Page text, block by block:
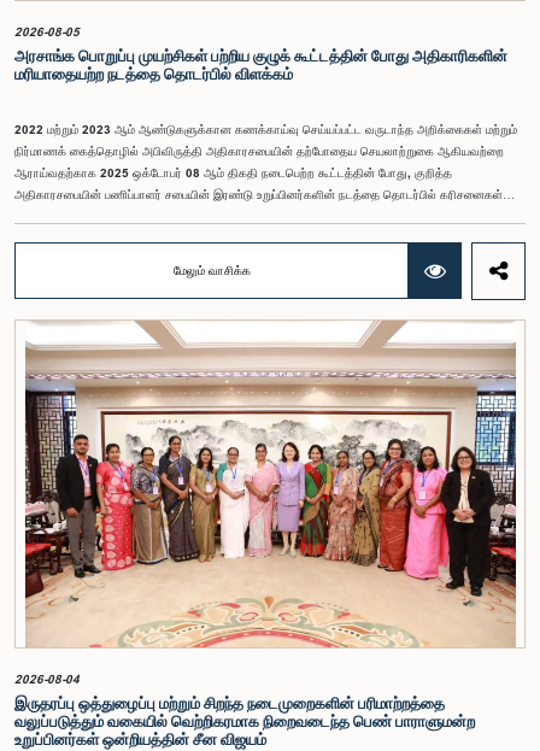
2026-08-05
அரசாங்க பொறுப்பு முயற்சிகள் பற்றிய குழுக் கூட்டத்தின் போது அதிகாரிகளின்
மரியாதையற்ற நடத்தை தொடர்பில் விளக்கம்
2022 மற்றும் 2023 ஆம் ஆண்டுகளுக்கான கணக்காய்வு செய்யப்பட்ட வருடாந்த அறிக்கைகள் மற்றும்
நிர்மாணக் கைத்தொழில் அபிவிருத்தி அதிகாரசபையின் தற்போதைய செயலாற்றுகை ஆகியவற்றை
ஆராய்வதற்காக 2025 ஒக்டோபர் 08 ஆம் திகதி நடைபெற்ற கூட்டத்தின் போது, குறித்த
அதிகாரசபையின் பணிப்பாளர் சபையின் இரண்டு உறுப்பினர்களின் நடத்தை தொடர்பில் கரிசனைகள்
இக்கூட்டத்தில் கலந்துகொண்டார் என்பதைக் குழு அவதானித்தது. மேலும், தாபிக்கப்பட்ட பாராளுமன்ற
நடைமுறை மற்றும் ஒழுங்குமுறைகளுக்கு முரணான வகையில், தவிசாளரின் முன் அனுமதியைப்
பெறாமலேயே இரு அதிகாரிகளும் குழுவின் நடவடிக்கைகளிலிருந்து வெளியேறினர். இச்சம்பவங்களைத்
தொடர்ந்து, அரசாங்க பொறுப்பு முயற்சிகள் பற்றிய குழுவின் கௌரவ தவிசாளரினால் எழுப்பப்பட்ட
சிறப்புரிமைப் பிரச்சினையினையடுத்து, பாராளுமன்றத்தை அவமதித்தமை தொடர்பான
குற்றச்சாட்டுகளின் பேரில் இரு அதிகாரிகளும் 2026 பெப்ரவரி 17 ஆம் திகதி ஒழுக்கநெறிகள் மற்றும்
சிறப்புரிமைகள் பற்றிய குழுவின் முன்னிலையில் ஆஜராகினர். இந்த நடவடிக்கைகளின் போது, அவர்கள்
தமது நடத்தைக்காக மனப்பூர்வமான மன்னிப்பைக் கோரினர். உரிய பரிசீலனையின் பின்னர்,
அதிகாரிகள் தமது செயல்களின் தீவிரத்தை ஏற்றுக்கொண்டுள்ளார்கள் என்பதையும், பாராளுமன்றக்
குழுக்களின் அதிகாரம், கௌரவம் மற்றும் தாபிக்கப்பட்ட நடைமுறைகளை மதிப்பதன்
முக்கியத்துவத்தைப் புரிந்துள்ளமையை வெளிப்படுத்தியுள்ளனர் என்பதையும் கவனத்திற்கொண்டு,
ஒழுக்கநெறிகள் மற்றும் சிறப்புரிமைகள் பற்றிய குழுவானது அரசாங்க பொறுப்பு முயற்சிகள் பற்றிய
குழுவின் தவிசாளருடன் இணைந்து அவர்களது மன்னிப்பை ஏற்றுக்கொண்டது.பாராளுமன்றக்
குழுக்களின் முன்னிலையில் ஆஜராகும் அனைத்து தனிநபர்களும் மிக உயர்ந்த நடத்தை தரநிலைகளைக்
கடைப்பிடிக்க வேண்டும், நாடாளுமன்ற நடைமுறைகளுக்கு இணங்க வேண்டும் மற்றும் எல்லா
நேரங்களிலும் நாடாளுமன்றத்தின் கண்ணியம் மற்றும் அதிகாரத்தை நிலைநிறுத்த வேண்டும் என்று
இந்தக் குழு வலியுறுத்த விரும்புகிறது.அரசாங்க பொறுப்பு முயற்சிகள் பற்றிய குழுஇலங்கை
பாராளுமன்றம்
மேலும் வாசிக்க
2026-08-04
இருதரப்பு ஒத்துழைப்பு மற்றும் சிறந்த நடைமுறைகளின் பரிமாற்றத்தை
வலுப்படுத்தும் வகையில் வெற்றிகரமாக நிறைவடைந்த பெண் பாராளுமன்ற
உறுப்பினர்கள் ஒன்றியத்தின் சீன விஜயம்